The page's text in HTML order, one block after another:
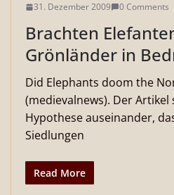
31. Dezember 2009 0 Comments
Brachten
Grönländer in
Did Elephants doom the
(medievalnews). Der
Hypothese auseinander,
Siedlungen
Read More